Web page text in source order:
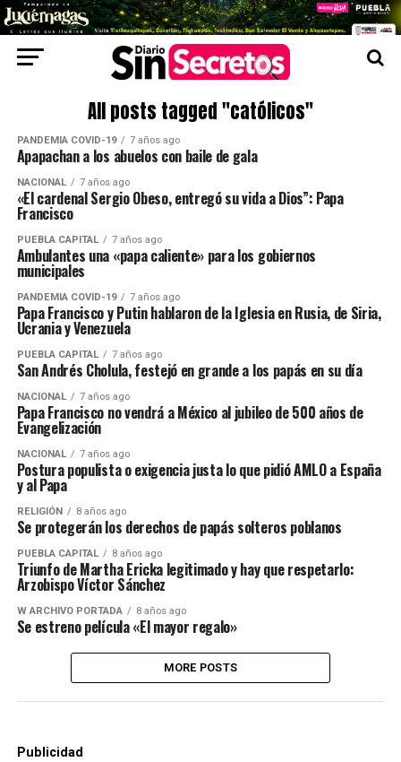
All posts tagged "católicos"
PANDEMIA COVID-19 7 años ago
Apapachan a los abuelos con baile de gala
NACIONAL 7 años ago
«El cardenal Sergio Obeso, entregó su vida a Dios”: Papa
Francisco
PUEBLA CAPITAL 7 años ago
Ambulantes una «papa caliente» para los gobiernos
municipales
PANDEMIA COVID-19 7 años ago
Papa Francisco y Putin hablaron de la Iglesia en Rusia, de Siria,
Ucrania y Venezuela
PUEBLA CAPITAL 7 años ago
San Andrés Cholula, festejó en grande a los papás en su día
NACIONAL 7 años ago
Papa Francisco no vendrá a México al jubileo de 500 años de
Evangelización
NACIONAL 7 años ago
Postura populista o exigencia justa lo que pidió AMLO a España
y al Papa
RELIGIÓN 8 años ago
Se protegerán los derechos de papás solteros poblanos
PUEBLA CAPITAL 8 años ago
Triunfo de Martha Ericka legitimado y hay que respetarlo:
Arzobispo Víctor Sánchez
W ARCHIVO PORTADA 8 años ago
Se estreno película «El mayor regalo»
MORE POSTS
Publicidad